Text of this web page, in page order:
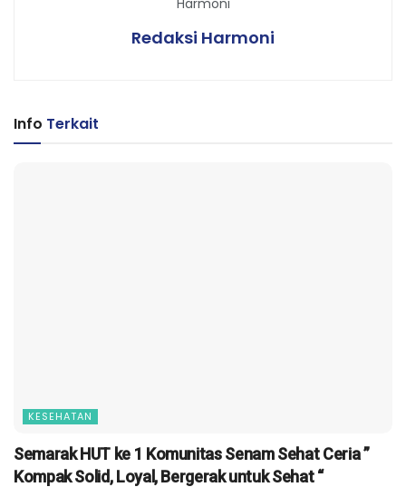
Redaksi Harmoni
Info Terkait
KESEHATAN
Semarak HUT ke 1 Komunitas Senam Sehat Ceria ”
Kompak Solid, Loyal, Bergerak untuk Sehat “